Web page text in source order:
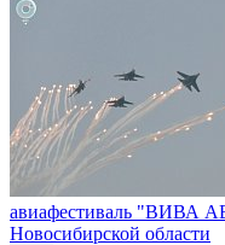
авиафестиваль "ВИВА
Новосибирской области